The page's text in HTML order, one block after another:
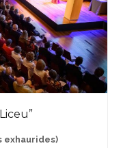
exhaurides)